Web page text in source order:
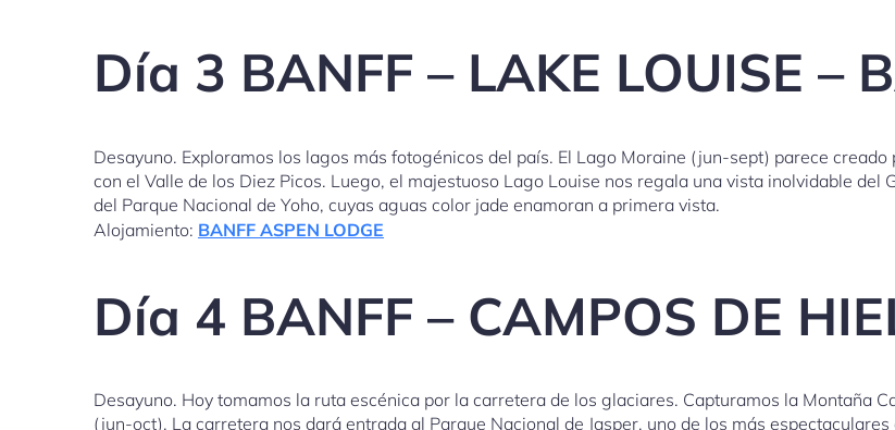
Día 3 BANFF – LAKE LOUISE –
Desayuno. Exploramos los lagos más fotogénicos del país. El Lago Moraine (jun-sept) parece
con el Valle de los Diez Picos. Luego, el majestuoso Lago Louise nos regala una vista inolvidable
del Parque Nacional de Yoho, cuyas aguas color jade enamoran a primera vista.
Alojamiento: BANFF ASPEN LODGE
Día 4 BANFF – CAMPOS DE
Desayuno. Hoy tomamos la ruta escénica por la carretera de los glaciares. Capturamos la Montaña
(jun-oct). La carretera nos dará entrada al Parque Nacional de Jasper, uno de los más